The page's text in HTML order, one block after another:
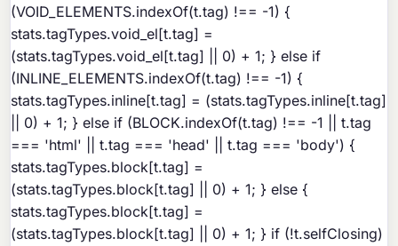
(VOID_ELEMENTS.indexOf(t.tag) !== -1) {
stats.tagTypes.void_el[t.tag] =
(stats.tagTypes.void_el[t.tag] || 0) + 1; } else if
(INLINE_ELEMENTS.indexOf(t.tag) !== -1) {
stats.tagTypes.inline[t.tag] = (stats.tagTypes.inline[t.tag]
|| 0) + 1; } else if (BLOCK.indexOf(t.tag) !== -1 || t.tag
=== 'html' || t.tag === 'head' || t.tag === 'body') {
stats.tagTypes.block[t.tag] =
(stats.tagTypes.block[t.tag] || 0) + 1; } else {
stats.tagTypes.block[t.tag] =
(stats.tagTypes.block[t.tag] || 0) + 1; } if (!t.selfClosing)